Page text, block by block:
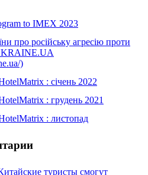
to IMEX 2023
про російську агресію проти
)
: січень 2022
: грудень 2021
: листопад
туристы смогут